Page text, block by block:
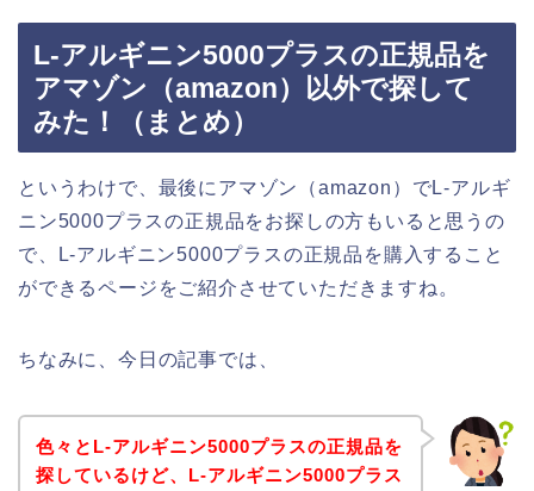
L-アルギニン5000プラスの正規品を
アマゾン（amazon）以外で探して
みた！（まとめ）
というわけで、最後にアマゾン（amazon）でL-アルギ
ニン5000プラスの正規品をお探しの方もいると思うの
で、L-アルギニン5000プラスの正規品を購入すること
ができるページをご紹介させていただきますね。
ちなみに、今日の記事では、
色々とL-アルギニン5000プラスの正規品を
探しているけど、L-アルギニン5000プラス